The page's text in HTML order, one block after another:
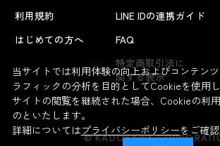
利用規約
はじめての方へ
LINE IDの連携ガイド
FAQ
特定商取引法に
関する表示
© KADOKAWA
当サイトでは利用体験の向上およびコンテン
ラフィックの分析を目的としてCookieを使用
サイトの閲覧を継続された場合、Cookieの利
のといたします。
詳細についてはプライバシーポリシーをご確認